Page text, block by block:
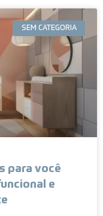
SEM CATEGORIA
para você
e